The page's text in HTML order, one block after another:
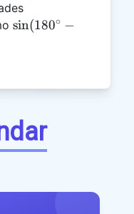
\sin(180^\circ
sin(180∘ −